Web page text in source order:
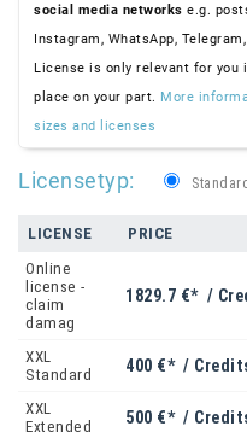
social media networks e.g.
Instagram, WhatsApp,
License is only relevant for
place on your part. More
sizes and licenses
Licensetyp:
LICENSE PRICE
Online
license -
claim
damag
1829.7 €* /
XXL
Standard
400 €* /
XXL
Extended
500 €* /